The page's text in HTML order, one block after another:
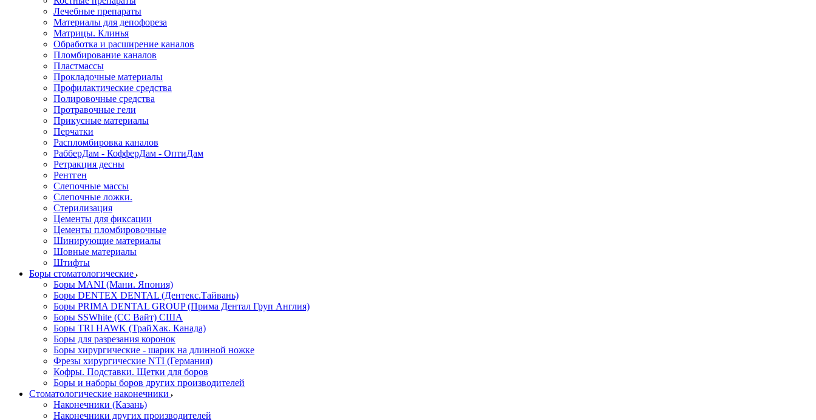
Лечебные препараты
Материалы для депофореза
Матрицы. Клинья
Обработка и расширение каналов
Пломбирование каналов
Пластмассы
Прокладочные материалы
Профилактические средства
Полировочные средства
Протравочные гели
Прикусные материалы
Перчатки
Распломбировка каналов
РабберДам - КофферДам - ОптиДам
Ретракция десны
Рентген
Слепочные массы
Слепочные ложки.
Стерилизация
Цементы для фиксации
Цементы пломбировочные
Шинирующие материалы
Шовные материалы
Штифты
Боры стоматологические
Боры MANI (Мани. Япония)
Боры DENTEX DENTAL (Дентекс.Тайвань)
Боры PRIMA DENTAL GROUP (Прима Дентал Груп Англия)
Боры SSWhite (СС Вайт) США
Боры TRI HAWK (ТрайХак. Канада)
Боры для разрезания коронок
Боры хирургические - шарик на длинной ножке
Фрезы хирургические NTI (Германия)
Кофры. Подставки. Щетки для боров
Боры и наборы боров других производителей
Стоматологические наконечники
Наконечники (Казань)
Наконечники других производителей